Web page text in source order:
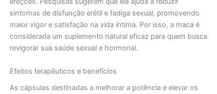
sintomas de disfunção erétil e fadiga sexual, promovendo
maior vigor e satisfação na vida íntima. Por isso, a maca é
considerada um suplemento natural eficaz para quem busca
revigorar sua saúde sexual e hormonal.
Efeitos terapêuticos e benefícios
As cápsulas destinadas a melhorar a potência e elevar os